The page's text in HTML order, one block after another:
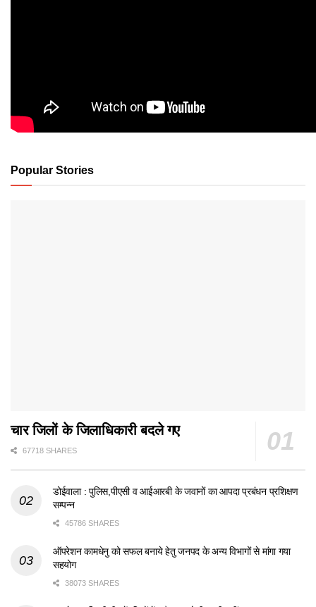
Popular Stories
चार जिलों के जिलाधिकारी बदले गए
67718 SHARES
डोईवाला : पुलिस,पीएसी व आईआरबी के जवानों का आपदा प्रबंधन प्रशिक्षण
सम्पन्न
45786 SHARES
ऑपरेशन कामधेनु को सफल बनाये हेतु जनपद के अन्य विभागों से मांगा गया
सहयोग
38073 SHARES